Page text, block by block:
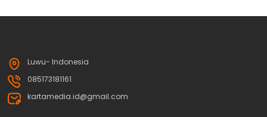
Luwu- Indonesia
085173181161
kartamedia.id@gmail.com